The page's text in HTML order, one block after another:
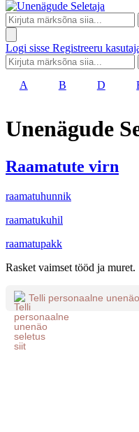
Logi sisse Registreeru
A B D
Unenägude
Raamatute virn
raamatuhunnik
raamatukuhil
raamatupakk
Rasket vaimset tööd ja muret.
Telli personaalne